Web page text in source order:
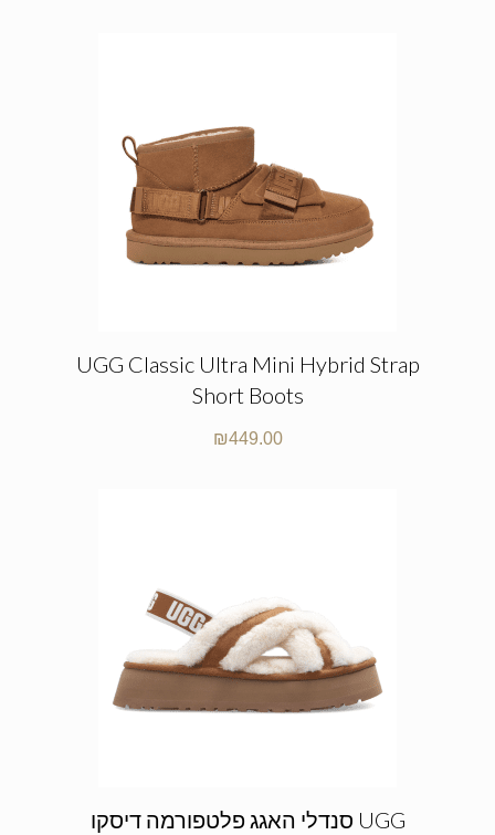
UGG Classic Ultra Mini Hybrid Strap
Short Boots
₪449.00
סנדלי האגג פלטפורמה דיסקו UGG